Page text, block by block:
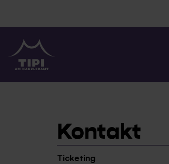
Kontakt
Ticketing